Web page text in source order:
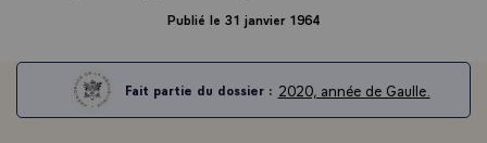
Publié le 31 janvier 1964
Fait partie du dossier : 2020, année de Gaulle.